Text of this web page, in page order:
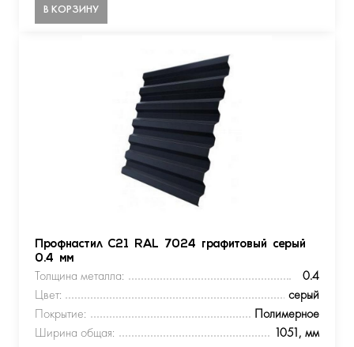
В КОРЗИНУ
Профнастил С21 RAL 7024 графитовый серый
0.4 мм
Толщина металла:
0.4
Цвет:
серый
Покрытие:
Полимерное
Ширина общая:
1051, мм